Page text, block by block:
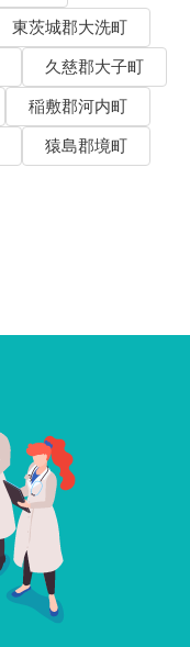
東茨城郡大洗町
久慈郡大子町
稲敷郡河内町
猿島郡境町